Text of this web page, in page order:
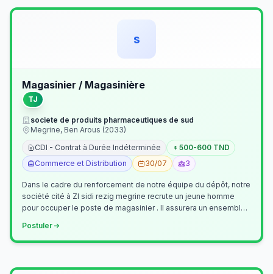
s
Magasinier / Magasinière
TJ
societe de produits pharmaceutiques de sud
Megrine, Ben Arous (2033)
CDI - Contrat à Durée Indéterminée
500-600 TND
Commerce et Distribution
30/07 3
Dans le cadre du renforcement de notre équipe du dépôt, notre
société cité à ZI sidi rezig megrine recrute un jeune homme
pour occuper le poste de magasinier . Il assurera un ensemble
Postuler